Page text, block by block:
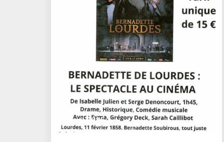
27 avril 2025